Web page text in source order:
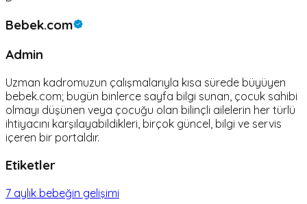
Bebek.com
Admin
Uzman kadromuzun çalışmalarıyla kısa sürede büyüyen
bebek.com; bugün binlerce sayfa bilgi sunan, çocuk sahibi
olmayı düşünen veya çocuğu olan bilinçli ailelerin her türlü
ihtiyacını karşılayabildikleri, birçok güncel, bilgi ve servis
içeren bir portaldır.
Etiketler
7 aylık bebeğin gelişimi